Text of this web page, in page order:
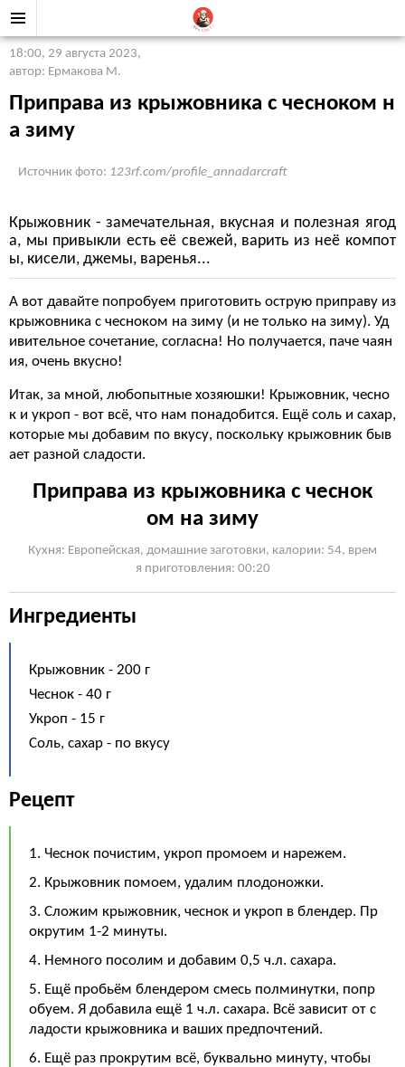
18:00, 29 августа 2023,
автор: Ермакова М.
Приправа из крыжовника с чесноком н
а зиму
Источник фото: 123rf.com/profile_annadarcraft
Крыжовник - замечательная, вкусная и полезная ягод
а, мы привыкли есть её свежей, варить из неё компот
ы, кисели, джемы, варенья...
А вот давайте попробуем приготовить острую приправу из
крыжовника с чесноком на зиму (и не только на зиму). Уд
ивительное сочетание, согласна! Но получается, паче чаян
ия, очень вкусно!
Итак, за мной, любопытные хозяюшки! Крыжовник, чесно
к и укроп - вот всё, что нам понадобится. Ещё соль и сахар,
которые мы добавим по вкусу, поскольку крыжовник быв
ает разной сладости.
Приправа из крыжовника с чеснок
ом на зиму
Кухня: Европейская, домашние заготовки, калории: 54, врем
я приготовления: 00:20
Ингредиенты
Крыжовник - 200 г
Чеснок - 40 г
Укроп - 15 г
Соль, сахар - по вкусу
Рецепт
1. Чеснок почистим, укроп промоем и нарежем.
2. Крыжовник помоем, удалим плодоножки.
3. Сложим крыжовник, чеснок и укроп в блендер. Пр
окрутим 1-2 минуты.
4. Немного посолим и добавим 0,5 ч.л. сахара.
5. Ещё пробьём блендером смесь полминутки, попр
обуем. Я добавила ещё 1 ч.л. сахара. Всё зависит от с
ладости крыжовника и ваших предпочтений.
6. Ещё раз прокрутим всё, буквально минуту, чтобы